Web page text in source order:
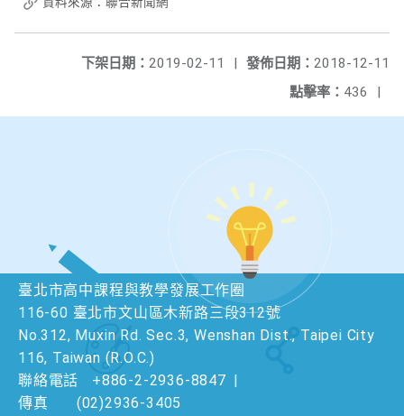
發佈日期： 2018-12-11
下架日期： 2019-02-11
|
點擊率： 436 |
臺北市高中課程與教學發展工作圈
116-60 臺北市文山區木新路三段312號
No.312, Muxin Rd. Sec.3, Wenshan Dist., Taipei City
116, Taiwan (R.O.C.)
聯絡電話
+886-2-2936-8847 |
傳真
(02)2936-3405